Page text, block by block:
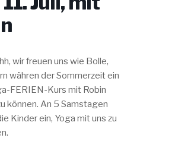
wir freuen uns wie Bolle,
währen der Sommerzeit ein
FERIEN-Kurs mit Robin
können. An 5 Samstagen
Kinder ein, Yoga mit uns zu